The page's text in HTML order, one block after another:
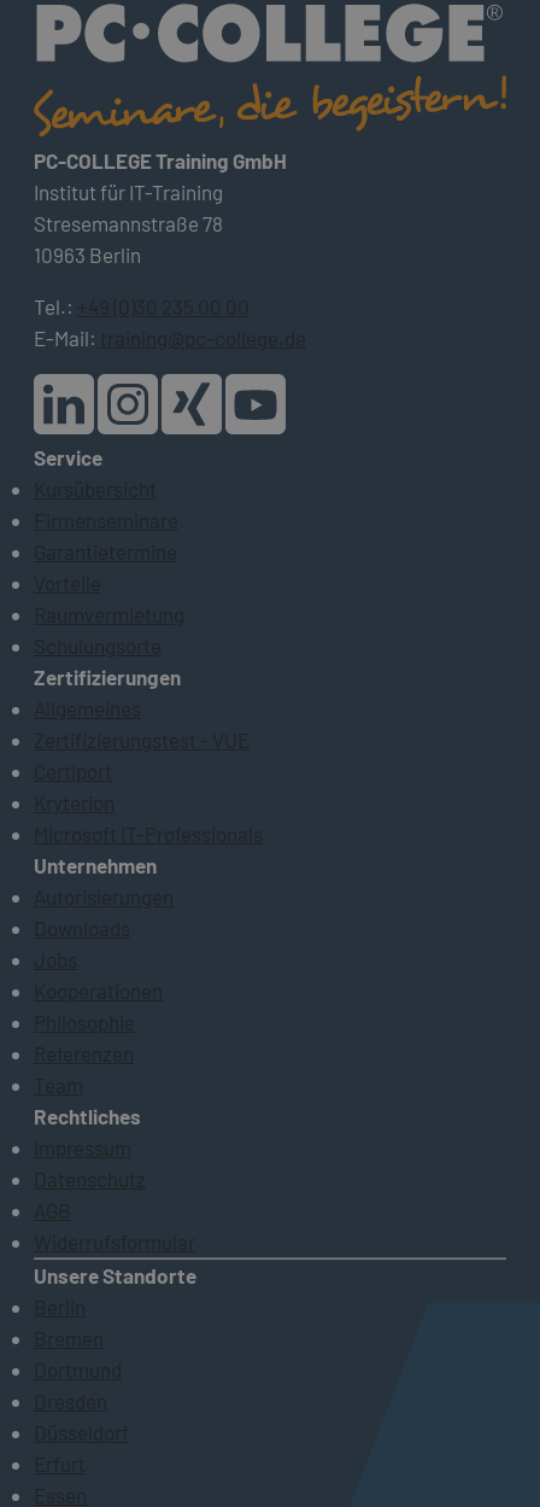
PC-COLLEGE Training GmbH
Institut für IT-Training
Stresemannstraße 78
10963 Berlin
Tel.: +49 (0)30 235 00 00
E-Mail: training@pc-college.de
Service
Kursübersicht
Firmenseminare
Garantietermine
Vorteile
Raumvermietung
Schulungsorte
Zertifizierungen
Allgemeines
Zertifizierungstest - VUE
Certiport
Kryterion
Microsoft IT-Professionals
Unternehmen
Autorisierungen
Downloads
Jobs
Kooperationen
Philosophie
Referenzen
Team
Rechtliches
Impressum
Datenschutz
AGB
Widerrufsformular
Unsere Standorte
Berlin
Bremen
Dortmund
Dresden
Düsseldorf
Erfurt
Essen